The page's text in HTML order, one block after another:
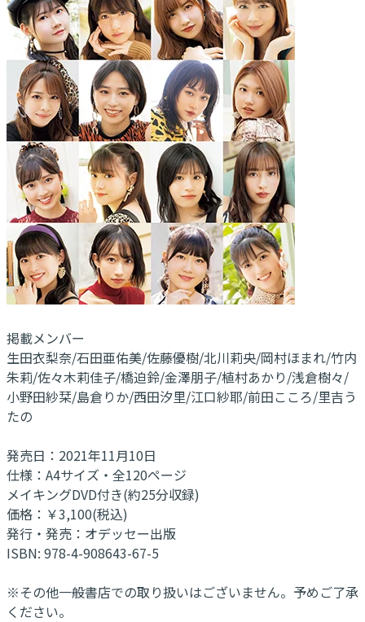
掲載メンバー
生田衣梨奈/石田亜佑美/佐藤優樹/北川莉央/岡村ほまれ/竹内
朱莉/佐々木莉佳子/橋迫鈴/金澤朋子/植村あかり/浅倉樹々/
小野田紗栞/島倉りか/西田汐里/江口紗耶/前田こころ/里吉う
たの
発売日：2021年11月10日
仕様：A4サイズ・全120ページ
メイキングDVD付き(約25分収録)
価格：￥3,100(税込)
発行・発売：オデッセー出版
ISBN: 978-4-908643-67-5
※その他一般書店での取り扱いはございません。予めご了承
ください。